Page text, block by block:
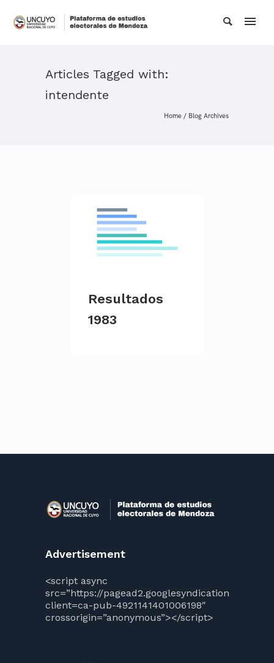
Articles Tagged with:
intendente
Home / Blog Archives
Resultados
1983
Advertisement
<script async
src=”https://pagead2.googlesyndication.com/
client=ca-pub-4921141401006198″
crossorigin=”anonymous”></script>